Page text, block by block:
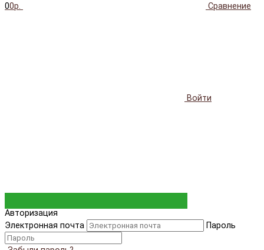
00р. Сравнение
Войти
Авторизация
Электронная почта
Пароль